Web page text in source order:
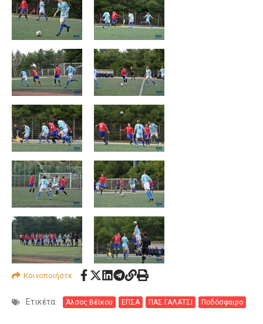
Κοινοποιήστε
Ετικέτα: Άλσος Βέϊκου ΕΠΣΑ ΠΑΣ ΓΑΛΑΤΣΙ Ποδόσφαιρο